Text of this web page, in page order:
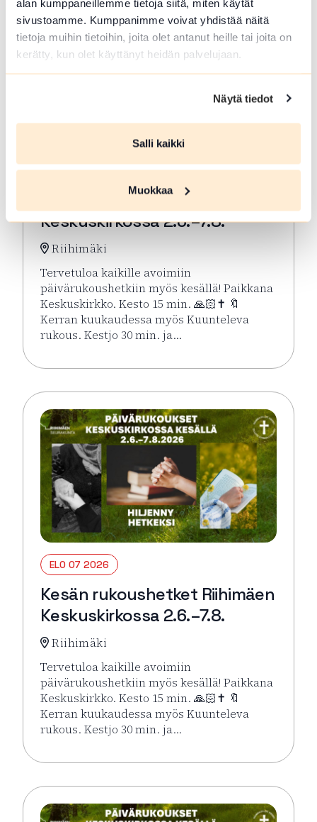
alan kumppaneillemme tietoja siitä, miten käytät
sivustoamme. Kumppanimme voivat yhdistää näitä
tietoja muihin tietoihin, joita olet antanut heille tai joita on
kerätty, kun olet käyttänyt heidän palvelujaan.
Näytä tiedot
Salli kaikki
Muokkaa
ELO 07 2026
Kesän rukoushetket Riihimäen
Keskuskirkossa 2.6.–7.8.
Riihimäki
Tervetuloa kaikille avoimiin
päivärukoushetkiin myös kesällä! Paikkana
Keskuskirkko. Kesto 15 min. 🙏🏻✝️ 🔖
Kerran kuukaudessa myös Kuunteleva
rukous. Kestjo 30 min. ja…
Lue lisää tapahtumasta Kesän rukoushetket
ELO 07 2026
Kesän rukoushetket Riihimäen
Keskuskirkossa 2.6.–7.8.
Riihimäki
Tervetuloa kaikille avoimiin
päivärukoushetkiin myös kesällä! Paikkana
Keskuskirkko. Kesto 15 min. 🙏🏻✝️ 🔖
Kerran kuukaudessa myös Kuunteleva
rukous. Kestjo 30 min. ja…
Lue lisää tapahtumasta Kesän rukoushetket